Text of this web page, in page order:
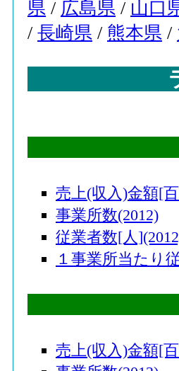
県 / 広島県 / 山口
/ 長崎県 / 熊本県 /
売上(収入)金額[
事業所数(2012)
従業者数[人
１事業所当たり
売上(収入)金額[